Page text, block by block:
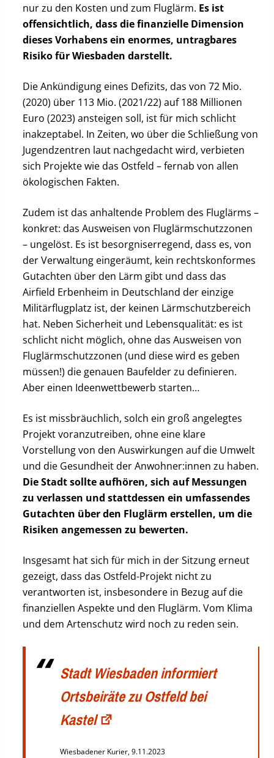
nur zu den Kosten und zum Fluglärm. Es ist
offensichtlich, dass die finanzielle Dimension
dieses Vorhabens ein enormes, untragbares
Risiko für Wiesbaden darstellt.
Die Ankündigung eines Defizits, das von 72 Mio.
(2020) über 113 Mio. (2021/22) auf 188 Millionen
Euro (2023) ansteigen soll, ist für mich schlicht
inakzeptabel. In Zeiten, wo über die Schließung von
Jugendzentren laut nachgedacht wird, verbieten
sich Projekte wie das Ostfeld – fernab von allen
ökologischen Fakten.
Zudem ist das anhaltende Problem des Fluglärms –
konkret: das Ausweisen von Fluglärmschutzzonen
– ungelöst. Es ist besorgniserregend, dass es, von
der Verwaltung eingeräumt, kein rechtskonformes
Gutachten über den Lärm gibt und dass das
Airfield Erbenheim in Deutschland der einzige
Militärflugplatz ist, der keinen Lärmschutzbereich
hat. Neben Sicherheit und Lebensqualität: es ist
schlicht nicht möglich, ohne das Ausweisen von
Fluglärmschutzzonen (und diese wird es geben
müssen!) die genauen Baufelder zu definieren.
Aber einen Ideenwettbewerb starten…
Es ist missbräuchlich, solch ein groß angelegtes
Projekt voranzutreiben, ohne eine klare
Vorstellung von den Auswirkungen auf die Umwelt
und die Gesundheit der Anwohner:innen zu haben.
Die Stadt sollte aufhören, sich auf Messungen
zu verlassen und stattdessen ein umfassendes
Gutachten über den Fluglärm erstellen, um die
Risiken angemessen zu bewerten.
Insgesamt hat sich für mich in der Sitzung erneut
gezeigt, dass das Ostfeld-Projekt nicht zu
verantworten ist, insbesondere in Bezug auf die
finanziellen Aspekte und den Fluglärm. Vom Klima
und dem Artenschutz wird noch zu reden sein.
Stadt Wiesbaden informiert
Ortsbeiräte zu Ostfeld bei
Kastel
Wiesbadener Kurier, 9.11.2023